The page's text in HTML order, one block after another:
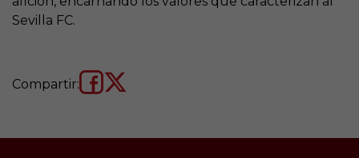
Sevilla FC.
Compartir: